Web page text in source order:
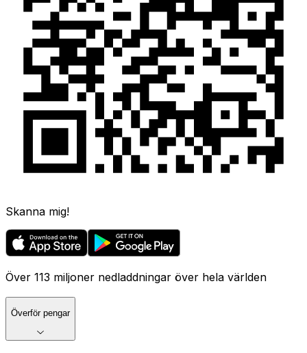
Skanna mig!
Över 113 miljoner nedladdningar över hela världen
Överför pengar